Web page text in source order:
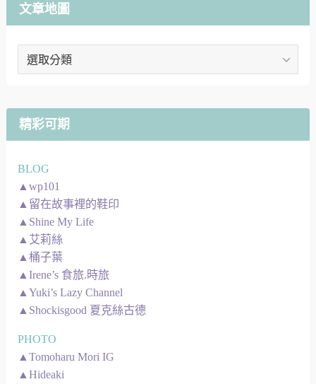
文章地圖
文
圖
精彩可期
BLOG
▲wp101
▲留在故事裡的鞋印
▲Shine My Life
▲艾莉絲
▲桶子葉
▲Irene’s 食旅.時旅
▲Yuki’s Lazy Channel
▲Shockisgood 夏克絲古德
PHOTO
▲Tomoharu Mori IG
▲Hideaki